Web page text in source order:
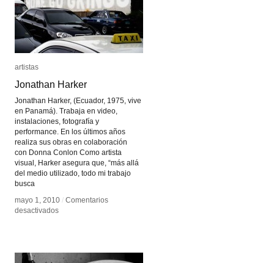
artistas
Jonathan Harker
Jonathan Harker, (Ecuador, 1975, vive
en Panamá). Trabaja en video,
instalaciones, fotografía y
performance. En los últimos años
realiza sus obras en colaboración
con Donna Conlon Como artista
visual, Harker asegura que, “más allá
del medio utilizado, todo mi trabajo
busca
mayo 1, 2010 / Comentarios
desactivadosen
artistas
Jonathan Harker
mayo 1, 2010 / Comentarios
desactivadosen